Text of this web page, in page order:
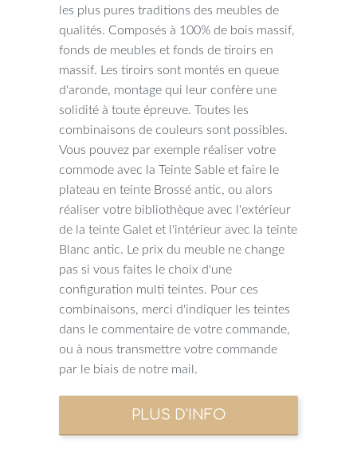
les plus pures traditions des meubles de
qualités. Composés à 100% de bois massif,
fonds de meubles et fonds de tiroirs en
massif. Les tiroirs sont montés en queue
d'aronde, montage qui leur confère une
solidité à toute épreuve. Toutes les
combinaisons de couleurs sont possibles.
Vous pouvez par exemple réaliser votre
commode avec la Teinte Sable et faire le
plateau en teinte Brossé antic, ou alors
réaliser votre bibliothèque avec l'extérieur
de la teinte Galet et l'intérieur avec la teinte
Blanc antic. Le prix du meuble ne change
pas si vous faites le choix d'une
configuration multi teintes. Pour ces
combinaisons, merci d'indiquer les teintes
dans le commentaire de votre commande,
ou à nous transmettre votre commande
par le biais de notre mail.